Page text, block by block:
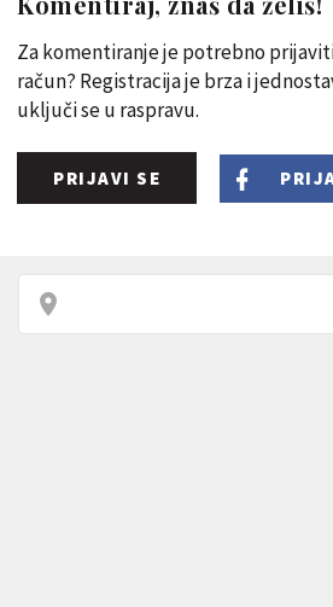
Za komentiranje je potrebno
račun? Registracija je brza i
uključi se u raspravu.
PRIJAVI SE